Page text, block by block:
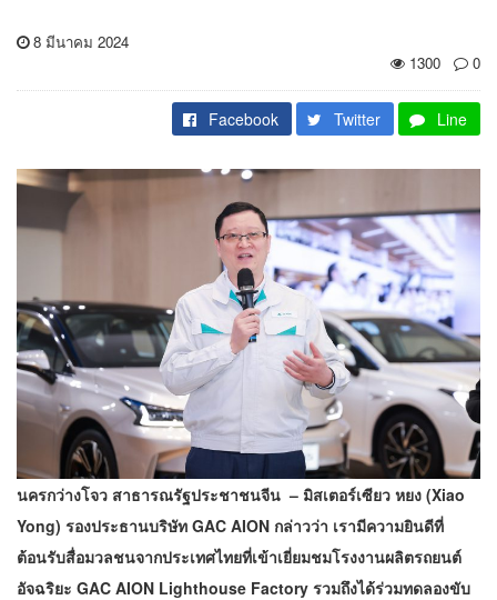
8 มีนาคม 2024
1300
0
Facebook Twitter Line
นครกว่างโจว สาธารณรัฐประชาชนจีน – มิสเตอร์เซียว หยง (Xiao
Yong) รองประธานบริษัท GAC AION กล่าวว่า เรามีความยินดีที่
ต้อนรับสื่อมวลชนจากประเทศไทยที่เข้าเยี่ยมชมโรงงานผลิตรถยนต์
อัจฉริยะ GAC AION Lighthouse Factory รวมถึงได้ร่วมทดลองขับ